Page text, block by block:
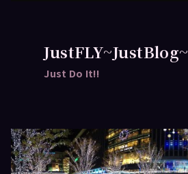
JustFLY~JustBlog~
Just Do It!!